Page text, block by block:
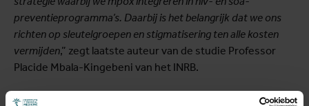
preventieprogramma’s. Daarbij is het belangrijk dat we ons
richten op sleutelgroepen en stigmatisering ten alle kosten
vermijden,” zegt laatste auteur van de studie Professor
Placide Mbala-Kingebeni van het INRB.